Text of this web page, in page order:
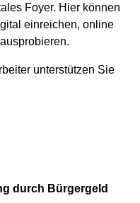
Foyer. Hier können
einreichen, online
unterstützen Sie
durch Bürgergeld